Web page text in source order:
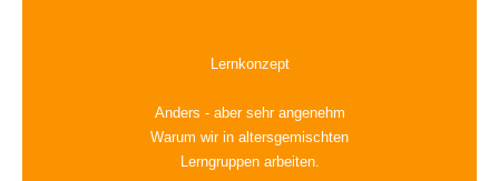
Lernkonzept
Anders - aber sehr angenehm
Warum wir in altersgemischten
Lerngruppen arbeiten.